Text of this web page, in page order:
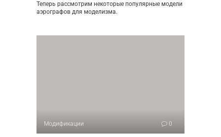
Теперь рассмотрим некоторые популярные модели
аэрографов для моделизма.
Модификации 0